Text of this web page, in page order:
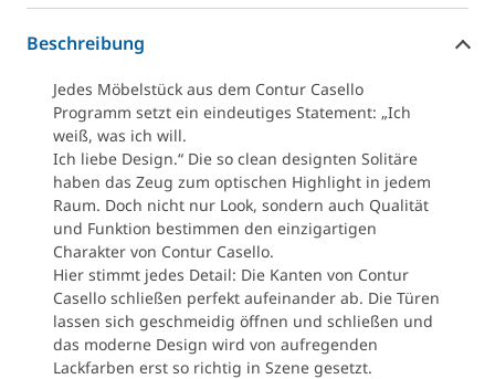
Beschreibung
Jedes Möbelstück aus dem Contur Casello
Programm setzt ein eindeutiges Statement: „Ich
weiß, was ich will.
Ich liebe Design.“ Die so clean designten Solitäre
haben das Zeug zum optischen Highlight in jedem
Raum. Doch nicht nur Look, sondern auch Qualität
und Funktion bestimmen den einzigartigen
Charakter von Contur Casello.
Hier stimmt jedes Detail: Die Kanten von Contur
Casello schließen perfekt aufeinander ab. Die Türen
lassen sich geschmeidig öffnen und schließen und
das moderne Design wird von aufregenden
Lackfarben erst so richtig in Szene gesetzt.